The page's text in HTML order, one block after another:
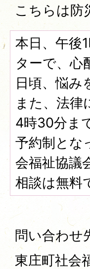
こちらは防
本日、午後
ターで、心
日頃、悩み
また、法律
4時30分ま
予約制とな
会福祉協議
相談は無料
問い合わせ
東庄町社会